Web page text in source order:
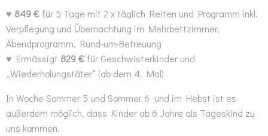
♥ 849 € für 5 Tage mit 2 x täglich Reiten und Programm inkl.
Verpflegung und Übernachtung im Mehrbettzimmer,
Abendprogramm, Rund-um-Betreuung
♥ Ermässigt 829 € für Geschwisterkinder und
„Wiederholungstäter“ (ab dem 4. Mal)
In Woche Sommer 5 und Sommer 6 und im Hebst ist es
außerdem möglich, dass Kinder ab 6 Jahre als Tageskind zu
uns kommen.